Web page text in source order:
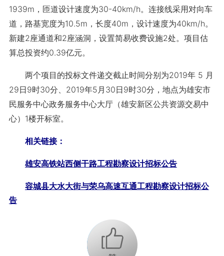
1939m，匝道设计速度为30-40km/h。连接线采用对向车
道，路基宽度为10.5m，长度40m，设计速度为40km/h。
新建2座通道和2座涵洞，设置简易收费设施2处。项目估
算总投资约0.39亿元。
两个项目的投标文件递交截止时间分别为2019年 5 月
29日9时30分、2019年5月30日9时30分，地点为雄安市
民服务中心政务服务中心大厅（雄安新区公共资源交易中
心）1楼开标室。
相关链接：
雄安高铁站西侧干路工程勘察设计招标公告
容城县大水大街与荣乌高速互通工程勘察设计招标公
告
+1